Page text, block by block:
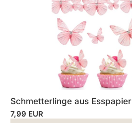
Schmetterlinge aus Esspapier
7,99 EUR